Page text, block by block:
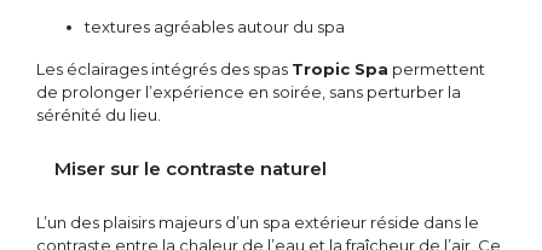
textures agréables autour du spa
Les éclairages intégrés des spas Tropic Spa permettent
de prolonger l’expérience en soirée, sans perturber la
sérénité du lieu.
Miser sur le contraste naturel
L’un des plaisirs majeurs d’un spa extérieur réside dans le
contraste entre la chaleur de l’eau et la fraîcheur de l’air. Ce